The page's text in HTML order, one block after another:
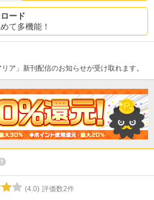
ード
て多機能！
ア」新刊配信のお知らせが受け取れます。
(4.0) 評価数2件